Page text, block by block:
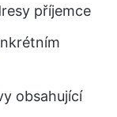
příjemce
obsahující